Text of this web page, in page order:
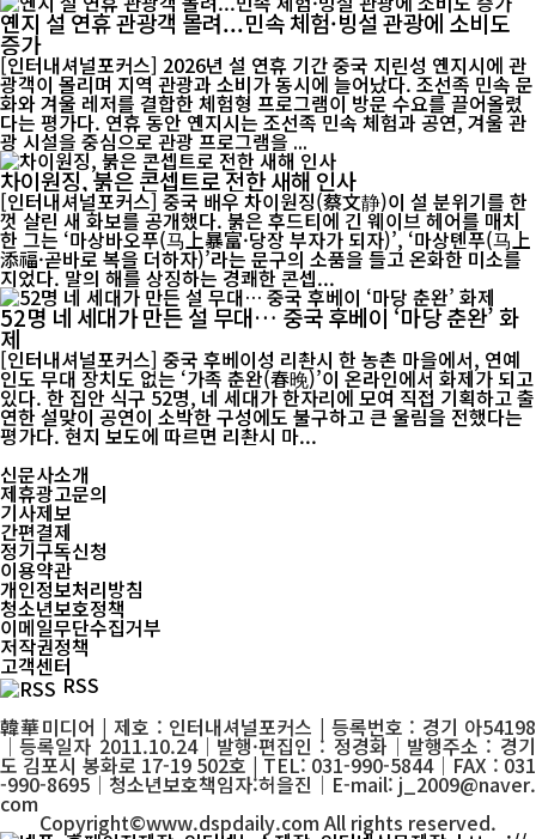
옌지 설 연휴 관광객 몰려...민속 체험·빙설 관광에 소비도
증가
[인터내셔널포커스] 2026년 설 연휴 기간 중국 지린성 옌지시에 관
광객이 몰리며 지역 관광과 소비가 동시에 늘어났다. 조선족 민속 문
화와 겨울 레저를 결합한 체험형 프로그램이 방문 수요를 끌어올렸
다는 평가다. 연휴 동안 옌지시는 조선족 민속 체험과 공연, 겨울 관
광 시설을 중심으로 관광 프로그램을 ...
차이원징, 붉은 콘셉트로 전한 새해 인사
[인터내셔널포커스] 중국 배우 차이원징(蔡文静)이 설 분위기를 한
껏 살린 새 화보를 공개했다. 붉은 후드티에 긴 웨이브 헤어를 매치
한 그는 ‘마상바오푸(马上暴富·당장 부자가 되자)’, ‘마상톈푸(马上
添福·곧바로 복을 더하자)’라는 문구의 소품을 들고 온화한 미소를
지었다. 말의 해를 상징하는 경쾌한 콘셉...
52명 네 세대가 만든 설 무대… 중국 후베이 ‘마당 춘완’ 화
제
[인터내셔널포커스] 중국 후베이성 리촨시 한 농촌 마을에서, 연예
인도 무대 장치도 없는 ‘가족 춘완(春晚)’이 온라인에서 화제가 되고
있다. 한 집안 식구 52명, 네 세대가 한자리에 모여 직접 기획하고 출
연한 설맞이 공연이 소박한 구성에도 불구하고 큰 울림을 전했다는
평가다. 현지 보도에 따르면 리촨시 마...
신문사소개
제휴광고문의
기사제보
간편결제
정기구독신청
이용약관
개인정보처리방침
청소년보호정책
이메일무단수집거부
저작권정책
고객센터
RSS
韓華미디어 | 제호 : 인터내셔널포커스 | 등록번호 : 경기 아54198
│등록일자 2011.10.24│발행·편집인 : 정경화│발행주소 : 경기
도 김포시 봉화로 17-19 502호 | TEL: 031-990-5844│FAX : 031
-990-8695│청소년보호책임자:허을진│E-mail: j_2009@naver.
com
Copyright©www.dspdaily.com All rights reserved.